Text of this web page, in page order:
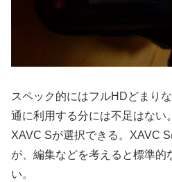
スペック的にはフルHDどまり
通に利用する分には不足はない
XAVC Sが選択できる。XAVC
が、編集などを考えると標準的
い。